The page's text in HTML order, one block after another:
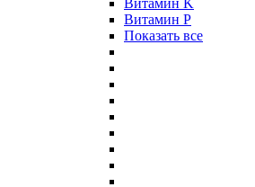
Витамин P
Показать все